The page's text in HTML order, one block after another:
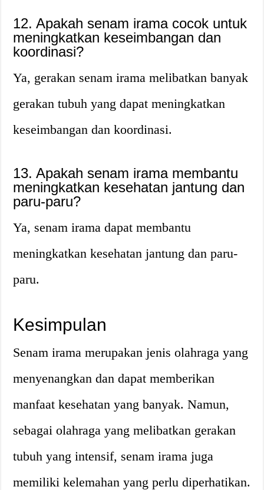
12. Apakah senam irama cocok untuk
meningkatkan keseimbangan dan
koordinasi?
Ya, gerakan senam irama melibatkan banyak
gerakan tubuh yang dapat meningkatkan
keseimbangan dan koordinasi.
13. Apakah senam irama membantu
meningkatkan kesehatan jantung dan
paru-paru?
Ya, senam irama dapat membantu
meningkatkan kesehatan jantung dan paru-
paru.
Kesimpulan
Senam irama merupakan jenis olahraga yang
menyenangkan dan dapat memberikan
manfaat kesehatan yang banyak. Namun,
sebagai olahraga yang melibatkan gerakan
tubuh yang intensif, senam irama juga
memiliki kelemahan yang perlu diperhatikan.